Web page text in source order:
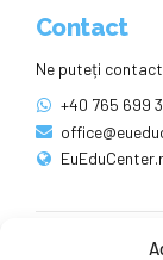
Contact
Ne puteți
+40 765 699